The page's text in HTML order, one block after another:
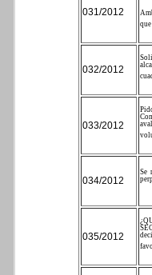
031/2012
032/2012
033/2012
034/2012
Se
035/2012